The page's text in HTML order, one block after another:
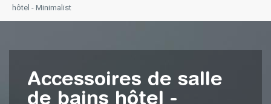
hôtel - Minimalist
Accessoires de salle
de bains hôtel -